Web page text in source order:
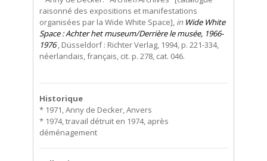
raisonné des expositions et manifestations
organisées par la Wide White Space], in Wide White
Space : Achter het museum/Derrière le musée, 1966-
1976, Düsseldorf : Richter Verlag, 1994, p. 221-334,
néerlandais, français, cit. p. 278, cat. 046.
Historique
* 1971, Anny de Decker, Anvers
* 1974, travail détruit en 1974, après
déménagement